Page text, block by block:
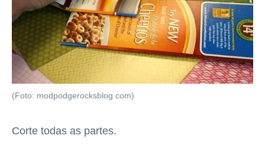
(Foto: modpodgerocksblog.com)
Corte todas as partes.